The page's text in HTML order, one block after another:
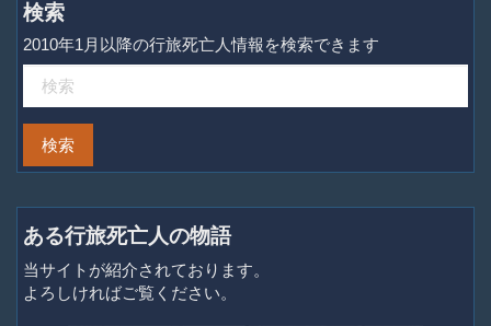
検索
2010年1月以降の行旅死亡人情報を検索できます
ある行旅死亡人の物語
当サイトが紹介されております。
よろしければご覧ください。